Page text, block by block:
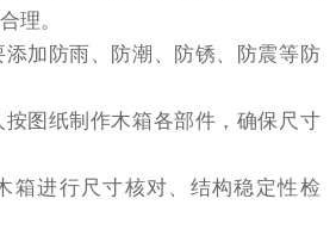
理。
加防雨、防潮、防锈、防震等防
图纸制作木箱各部件，确保尺寸
箱进行尺寸核对、结构稳定性检